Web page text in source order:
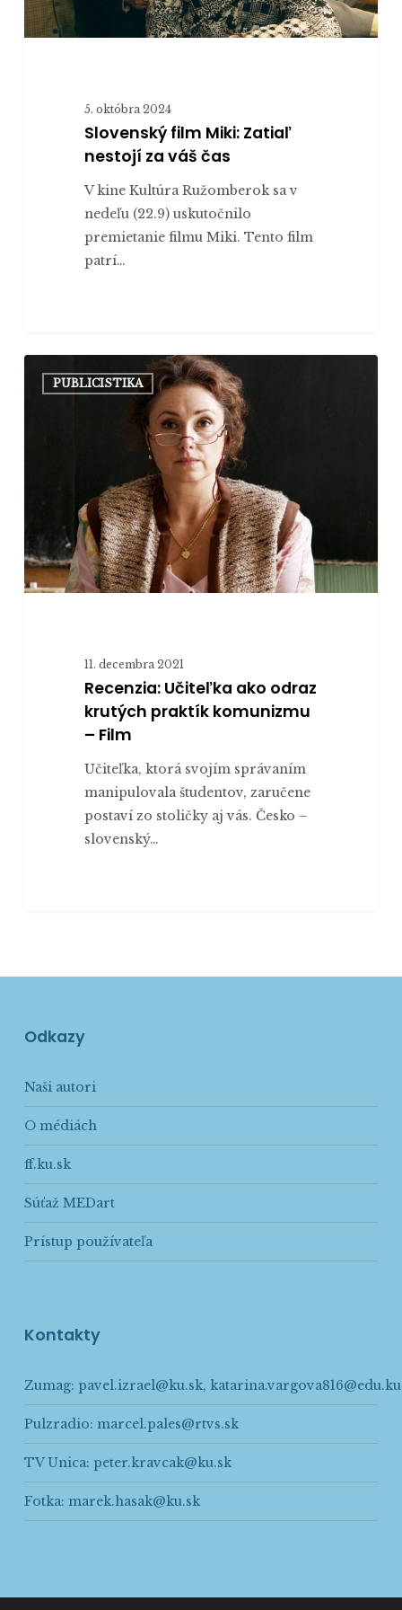
5. októbra 2024
Slovenský film Miki: Zatiaľ
nestojí za váš čas
V kine Kultúra Ružomberok sa v
nedeľu (22.9) uskutočnilo
premietanie filmu Miki. Tento film
patrí…
Učiteľka
komunizmu
Film
PUBLICISTIKA
11. decembra 2021
Recenzia: Učiteľka ako odraz
krutých praktík komunizmu
– Film
Učiteľka, ktorá svojím správaním
manipulovala študentov, zaručene
postaví zo stoličky aj vás. Česko –
slovenský…
Odkazy
Naši autori
O médiách
ff.ku.sk
Súťaž MEDart
Prístup používateľa
Kontakty
Zumag: pavel.izrael@ku.sk,
Pulzradio: marcel.pales@rtvs.sk
TV Unica: peter.kravcak@ku.sk
Fotka: marek.hasak@ku.sk